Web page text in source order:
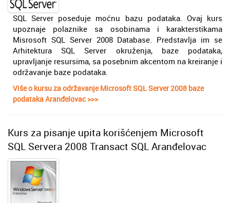
SQL Server poseduje moćnu bazu podataka. Ovaj kurs
upoznaje polaznike sa osobinama i karakterstikama
Misrosoft SQL Server 2008 Database. Predstavlja im se
Arhitektura SQL Server okruženja, baze podataka,
upravljanje resursima, sa posebnim akcentom na kreiranje i
održavanje baze podataka.
Više o kursu za održavanje Microsoft SQL Server 2008 baze
podataka Aranđelovac >>>
Kurs za pisanje upita korišćenjem Microsoft
SQL Servera 2008 Transact SQL Aranđelovac